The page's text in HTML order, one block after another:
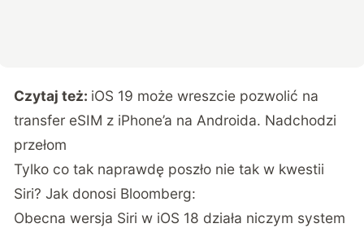
Czytaj też: iOS 19 może wreszcie pozwolić na
transfer eSIM z iPhone’a na Androida. Nadchodzi
przełom
Tylko co tak naprawdę poszło nie tak w kwestii
Siri? Jak donosi Bloomberg:
Obecna wersja Siri w iOS 18 działa niczym system